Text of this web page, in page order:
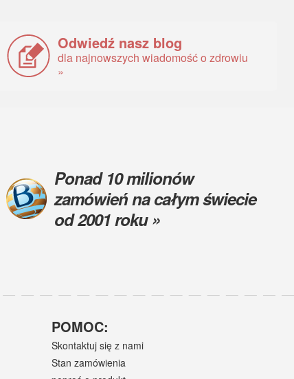
Odwiedź nasz blog
dla najnowszych wiadomość o zdrowiu
»
Ponad 10 milionów
zamówień na całym świecie
od 2001 roku »
POMOC:
Skontaktuj się z nami
Stan zamówienia